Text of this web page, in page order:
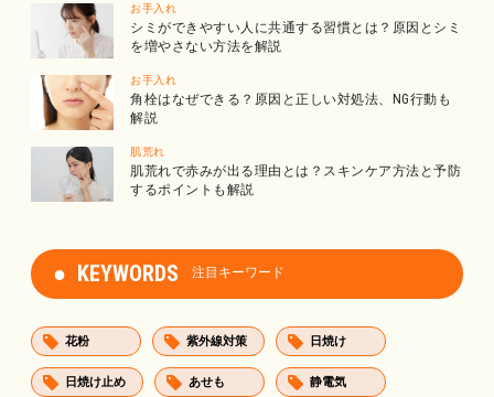
お手入れ
シミができやすい人に共通する習慣とは？原因とシミ
を増やさない方法を解説
お手入れ
角栓はなぜできる？原因と正しい対処法、NG行動も
解説
肌荒れ
肌荒れで赤みが出る理由とは？スキンケア方法と予防
するポイントも解説
KEYWORDS 注目キーワード
花粉 紫外線対策 日焼け
日焼け止め あせも 静電気